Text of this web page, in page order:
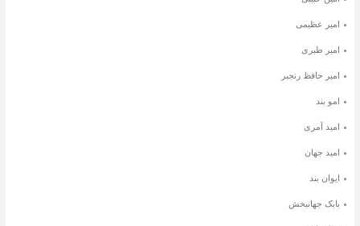
امیر عظیمی
امیر طبری
امیر حافظ رنجبر
امو بند
امید آمری
امید جهان
ایوان بند
بابک جهانبخش